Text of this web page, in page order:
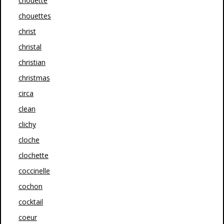
chouettes
christ
christal
christian
christmas
circa
clean
clichy
cloche
clochette
coccinelle
cochon
cocktail
coeur